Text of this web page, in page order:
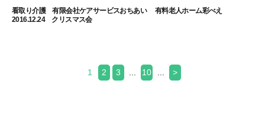
看取り介護 有限会社ケアサービスおちあい 有料老人ホーム彩べえ
2016.12.24 クリスマス会
1 2 3 10 >